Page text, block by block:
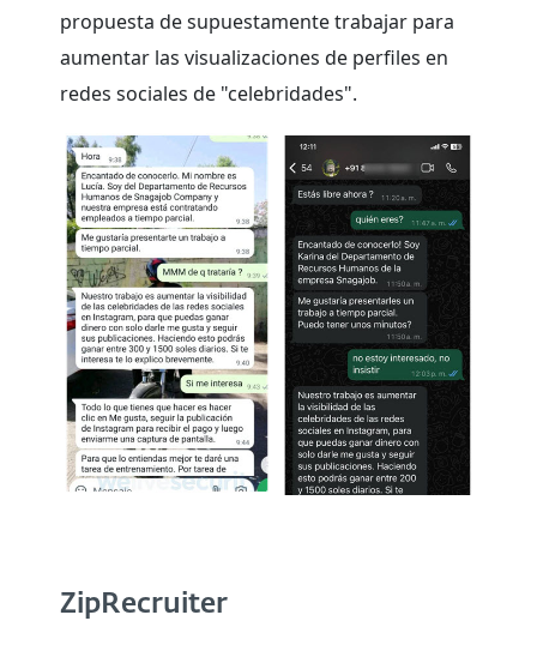
propuesta de supuestamente trabajar para
aumentar las visualizaciones de perfiles en
redes sociales de "celebridades".
ZipRecruiter